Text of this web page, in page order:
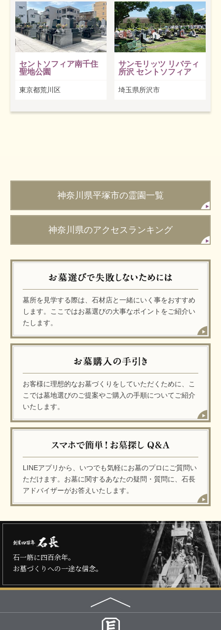
セントソフィア南千住
聖地公園
東京都荒川区
サンモリッツ リバティ
所沢 セントソフィア
埼玉県所沢市
神奈川県平塚市の霊園一覧
神奈川県のアクセスランキング
墓所を見学する際は、石材店と一緒にいく事をおすすめ
します。ここではお墓選びの大事なポイントをご紹介い
たします。
お客様に理想的なお墓づくりをしていただくために、こ
こでは墓地選びのご提案やご購入の手順についてご紹介
いたします。
LINEアプリから、いつでも気軽にお墓のプロにご質問い
ただけます。お墓に関するあなたの疑問・質問に、石長
アドバイザーがお答えいたします。
石一筋に四百余年。
お墓づくりへの一途な信念。